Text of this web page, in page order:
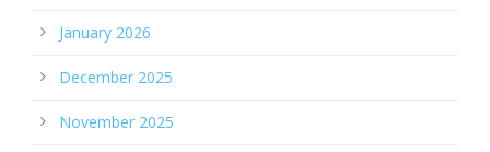
January 2026
December 2025
November 2025